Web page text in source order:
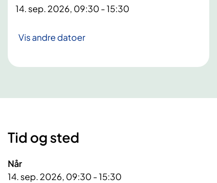
14. sep. 2026, 09:30 - 15:30
Vis andre datoer
Tid og sted
Når
14. sep. 2026, 09:30 - 15:30